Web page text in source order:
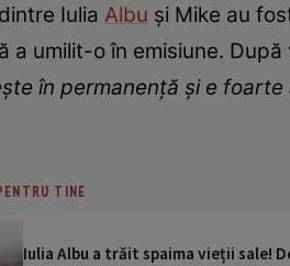
Iulia Albu și Mike au
a umilit-o în emisiune.
în permanență și e foarte
TINE
Iulia Albu a trăit spaima vieții sale!